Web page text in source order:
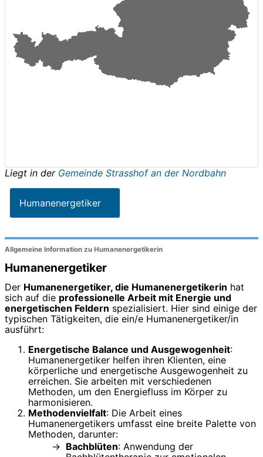
Liegt in der Gemeinde Strasshof an der Nordbahn
Humanenergetiker
Allgemeine Information zu Humanenergetikerin
Humanenergetiker
Der Humanenergetiker, die Humanenergetikerin hat
sich auf die professionelle Arbeit mit Energie und
energetischen Feldern spezialisiert. Hier sind einige der
typischen Tätigkeiten, die ein/e Humanenergetiker/in
ausführt:
Energetische Balance und Ausgewogenheit:
Humanenergetiker helfen ihren Klienten, eine
körperliche und energetische Ausgewogenheit zu
erreichen. Sie arbeiten mit verschiedenen
Methoden, um den Energiefluss im Körper zu
harmonisieren.
Methodenvielfalt: Die Arbeit eines
Humanenergetikers umfasst eine breite Palette von
Methoden, darunter:
Bachblüten: Anwendung der